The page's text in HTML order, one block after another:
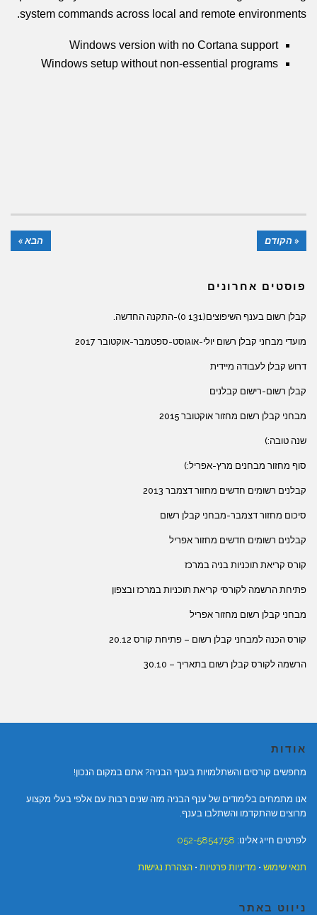
system commands across local and remote environments.
Windows version with no Cortana support
Windows setup without non-essential programs
« הקודם הבא »
פוסטים אחרונים
קבלן רשום בענף השיפוצים(131 0)-התקנה החדשה.
מועדי מבחני קבלן רשום יולי-אוגוסט-ספטמבר-אוקטובר 2017
דרוש קבלן לעבודה מיידית
קבלן רשום-רישום קבלנים
מבחני קבלן רשום מחזור אוקטובר 2015
שנה טובה:)
סוף מחזור מבחנים מרץ-אפריל:)
קבלנים רשומים חדשים מחזור דצמבר 2013
סיכום מחזור דצמבר-מבחני קבלן רשום
קבלנים רשומים חדשים מחזור אפריל
קורס קריאת תוכניות בניה במרכז
פתיחת הרשמה לקורסי קריאת תוכניות במרכז ובצפון
מבחני קבלן רשום מחזור אפריל
קורס הכנה למבחני קבלן רשום – פתיחת קורס 20.12
הרשמה לקורס קבלן רשום בתאריך – 30.10
אודות
מחפשים קורסים והשתלמויות בענף הבניה? אתם במקום הנכון!
אנו מתמחים בלימודים של ענף הבניה מזה שנים רבות עם אלפי בעלי מקצוע
מרוצים שהתקדמו והשתלבו בענף.
לפרטים חייג אלינו: 052-5854758
תנאי שימוש • מדיניות פרטיות • הצהרת נגישות
ניווט באתר